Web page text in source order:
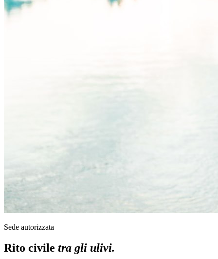
Sede autorizzata
Rito civile tra gli ulivi.